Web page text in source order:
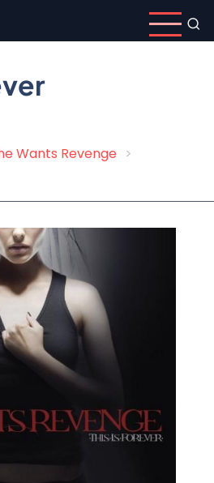
Wants Revenge